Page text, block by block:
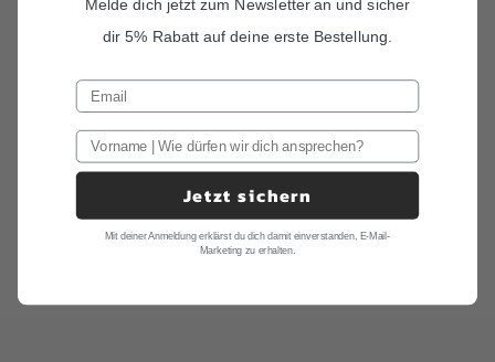
Melde dich jetzt zum Newsletter an und sicher
dir 5% Rabatt auf deine erste Bestellung.
Jetzt sichern
Mit deiner Anmeldung erklärst du dich damit einverstanden, E-Mail-
Marketing zu erhalten.